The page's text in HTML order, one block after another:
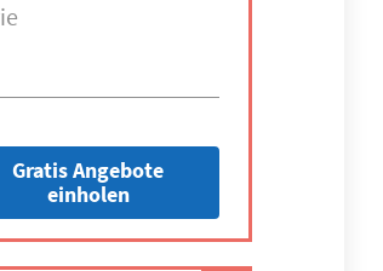
Gratis Angebote
einholen